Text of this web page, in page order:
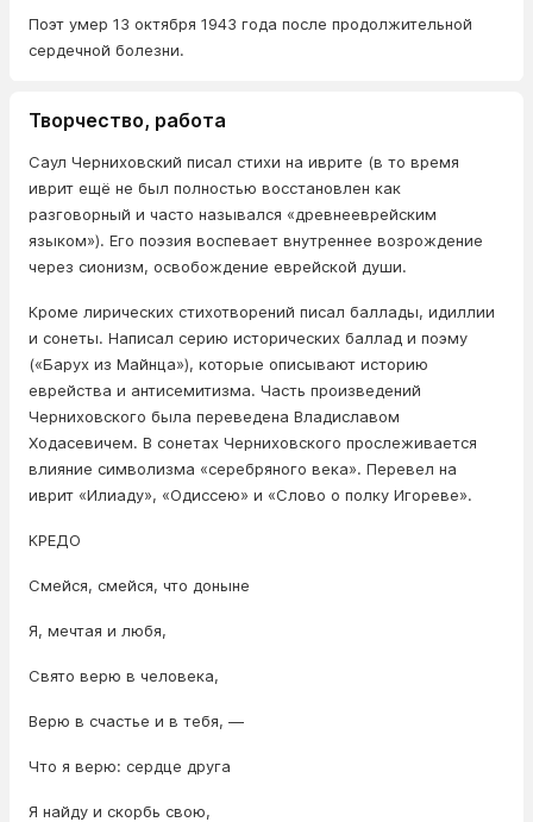
Поэт умер 13 октября 1943 года после продолжительной
сердечной болезни.
Творчество, работа
Саул Черниховский писал стихи на иврите (в то время
иврит ещё не был полностью восстановлен как
разговорный и часто назывался «древнееврейским
языком»). Его поэзия воспевает внутреннее возрождение
через сионизм, освобождение еврейской души.
Кроме лирических стихотворений писал баллады, идиллии
и сонеты. Написал серию исторических баллад и поэму
(«Барух из Майнца»), которые описывают историю
еврейства и антисемитизма. Часть произведений
Черниховского была переведена Владиславом
Ходасевичем. В сонетах Черниховского прослеживается
влияние символизма «серебряного века». Перевел на
иврит «Илиаду», «Одиссею» и «Слово о полку Игореве».
КРЕДО
Смейся, смейся, что доныне
Я, мечтая и любя,
Свято верю в человека,
Верю в счастье и в тебя, —
Что я верю: сердце друга
Я найду и скорбь свою,